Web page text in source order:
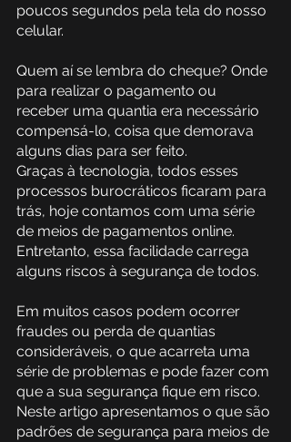
poucos segundos pela tela do nosso
celular.
Quem aí se lembra do cheque? Onde
para realizar o pagamento ou
receber uma quantia era necessário
compensá-lo, coisa que demorava
alguns dias para ser feito.
Graças à tecnologia, todos esses
processos burocráticos ficaram para
trás, hoje contamos com uma série
de meios de pagamentos online.
Entretanto, essa facilidade carrega
alguns riscos à segurança de todos.
Em muitos casos podem ocorrer
fraudes ou perda de quantias
consideráveis, o que acarreta uma
série de problemas e pode fazer com
que a sua segurança fique em risco.
Neste artigo apresentamos o que são
padrões de segurança para meios de